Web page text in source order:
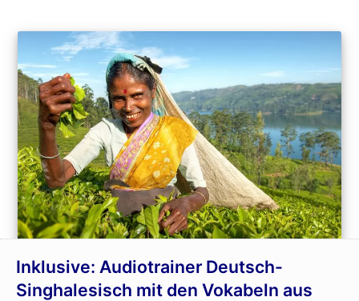
Inklusive: Audiotrainer Deutsch-
Singhalesisch mit den Vokabeln aus